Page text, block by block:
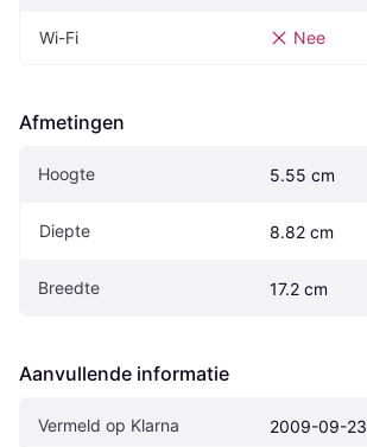
Wi-Fi Nee
Afmetingen
Hoogte 5.55 cm
Diepte 8.82 cm
Breedte 17.2 cm
Aanvullende informatie
Vermeld op Klarna 2009-09-23